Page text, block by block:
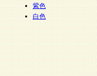
紫色
白色